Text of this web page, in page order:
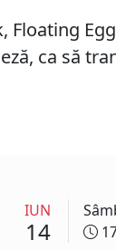
Floating
ca să
IUN
14